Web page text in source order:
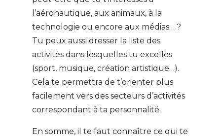
l’aéronautique, aux animaux, à la
technologie ou encore aux médias… ?
Tu peux aussi dresser la liste des
activités dans lesquelles tu excelles
(sport, musique, création artistique…).
Cela te permettra de t’orienter plus
facilement vers des secteurs d’activités
correspondant à ta personnalité.
En somme, il te faut connaître ce qui te